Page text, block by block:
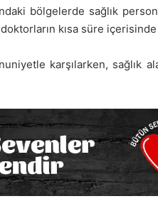
bölgelerde sağlık
kısa süre
karşılarken, sağlık